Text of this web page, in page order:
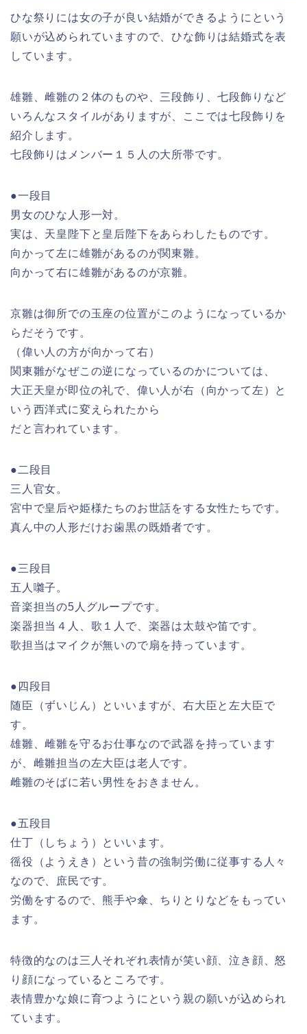
ひな祭りには女の子が良い結婚ができるようにという
願いが込められていますので、ひな飾りは結婚式を表
しています。
雄雛、雌雛の２体のものや、三段飾り、七段飾りなど
いろんなスタイルがありますが、ここでは七段飾りを
紹介します。
七段飾りはメンバー１５人の大所帯です。
●一段目
男女のひな人形一対。
実は、天皇陛下と皇后陛下をあらわしたものです。
向かって左に雄雛があるのが関東雛。
向かって右に雄雛があるのが京雛。
京雛は御所での玉座の位置がこのようになっているか
らだそうです。
（偉い人の方が向かって右）
関東雛がなぜこの逆になっているのかについては、
大正天皇が即位の礼で、偉い人が右（向かって左）と
いう西洋式に変えられたから
だと言われています。
●二段目
三人官女。
宮中で皇后や姫様たちのお世話をする女性たちです。
真ん中の人形だけお歯黒の既婚者です。
●三段目
五人囃子。
音楽担当の5人グループです。
楽器担当４人、歌１人で、楽器は太鼓や笛です。
歌担当はマイクが無いので扇を持っています。
●四段目
随臣（ずいじん）といいますが、右大臣と左大臣で
す。
雄雛、雌雛を守るお仕事なので武器を持っています
が、雌雛担当の左大臣は老人です。
雌雛のそばに若い男性をおきません。
●五段目
仕丁（しちょう）といいます。
徭役（ようえき）という昔の強制労働に従事する人々
なので、庶民です。
労働をするので、熊手や傘、ちりとりなどをもってい
ます。
特徴的なのは三人それぞれ表情が笑い顔、泣き顔、怒
り顔になっているところです。
表情豊かな娘に育つようにという親の願いが込められ
ています。